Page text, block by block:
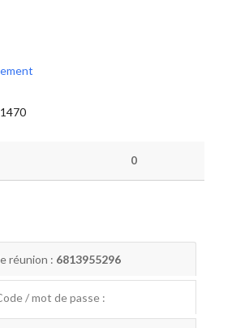
0
réunion : 6813955296
/ mot de passe :